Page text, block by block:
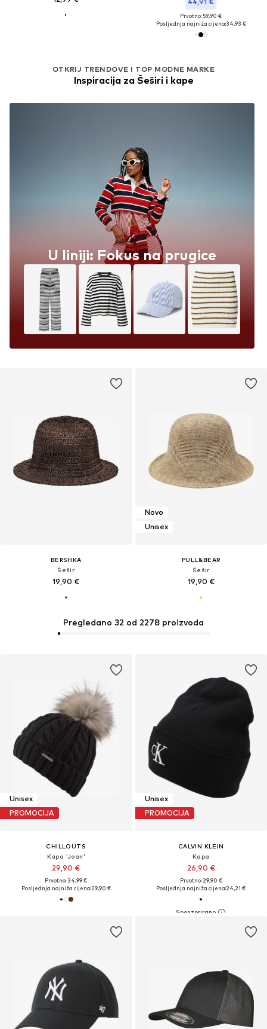
Prvotno: 59,90 €
Posljednja najniža cijena:34,93 €
BERSHKA
Šešir
19,90 €
OTKRIJ TRENDOVE I TOP MODNE MARKE
Inspiracija za Šeširi i kape
U liniji: Fokus na prugice
Novo
Unisex
PULL&BEAR
Šešir
19,90 €
Unisex
PROMOCIJA
CHILLOUTS
Kapa 'Joan'
29,90 €
Prvotno: 34,99 €
Posljednja najniža cijena:29,90 €
Unisex
PROMOCIJA
CALVIN KLEIN
Kapa
26,90 €
Prvotno: 29,90 €
Posljednja najniža cijena:24,21 €
Pregledano 32 od 2278 proizvoda